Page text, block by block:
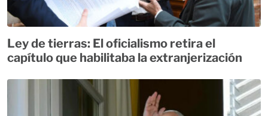
Ley de tierras: El oficialismo retira el
capítulo que habilitaba la extranjerización